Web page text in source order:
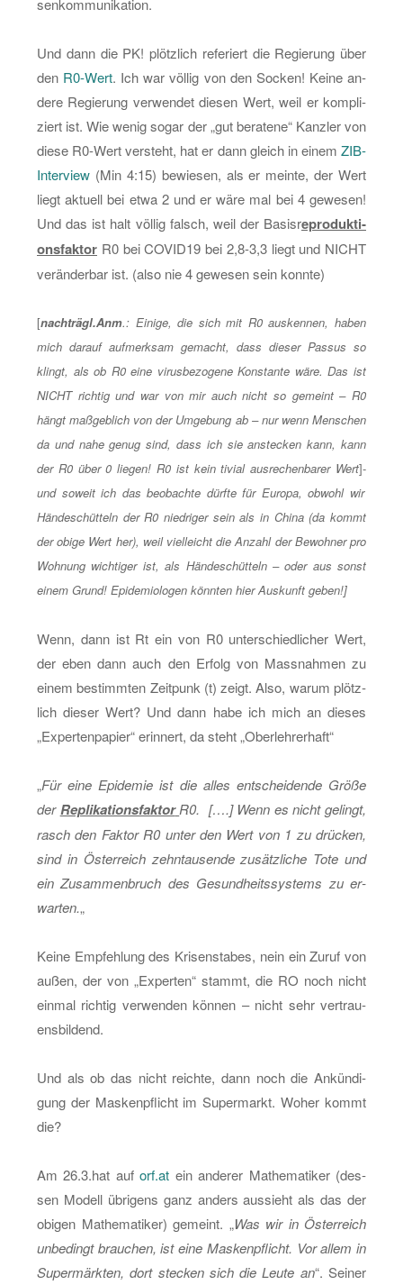
Und dann die PK! plötz­lich re­fe­riert die Re­gie­rung über
den R0-Wert. Ich war völ­lig von den So­cken! Keine an­
de­re Re­gie­rung ver­wen­det die­sen Wert, weil er kom­pli­
ziert ist. Wie wenig sogar der „gut be­ra­te­ne“ Kanz­ler von
diese R0-Wert ver­steht, hat er dann gleich in einem ZIB-
In­ter­view (Min 4:15) be­wie­sen, als er mein­te, der Wert
liegt ak­tu­ell bei etwa 2 und er wäre mal bei 4 ge­we­sen!
Und das ist halt völ­lig falsch, weil der Ba­sisrepro­duk­ti­
ons­fak­tor R0 bei CO­VI­D19 bei 2,8-3,3 liegt und NICHT
ver­än­der­bar ist. (also nie 4 ge­we­sen sein konn­te)
[nach­trägl.Anm.: Ei­ni­ge, die sich mit R0 aus­ken­nen, haben
mich dar­auf auf­merk­sam ge­macht, dass die­ser Pas­sus so
klingt, als ob R0 eine vi­rus­be­zo­ge­ne Kon­stan­te wäre. Das ist
NICHT rich­tig und war von mir auch nicht so ge­meint – R0
hängt maß­geb­lich von der Um­ge­bung ab – nur wenn Men­schen
da und nahe genug sind, dass ich sie an­ste­cken kann, kann
der R0 über 0 lie­gen! R0 ist kein ti­vi­al aus­re­chen­ba­rer Wert]-
und so­weit ich das be­ob­ach­te dürf­te für Eu­ro­pa, ob­wohl wir
Hän­de­schüt­teln der R0 nied­ri­ger sein als in China (da kommt
der obige Wert her), weil viel­leicht die An­zahl der Be­woh­ner pro
Woh­nung wich­ti­ger ist, als Hän­de­schüt­teln – oder aus sonst
einem Grund! Epi­de­mio­lo­gen könn­ten hier Aus­kunft geben!]
Wenn, dann ist Rt ein von R0 un­ter­schied­li­cher Wert,
der eben dann auch den Er­folg von Mass­nah­men zu
einem be­stimm­ten Zeit­punk (t) zeigt. Also, warum plötz­
lich die­ser Wert? Und dann habe ich mich an die­ses
„Ex­per­ten­pa­pier“ er­in­nert, da steht „Ober­leh­rer­haft“
„Für eine Epi­de­mie ist die alles ent­schei­den­de Größe
derRe­pli­ka­ti­ons­fak­tor R0. [….] Wenn es nicht ge­lingt,
rasch den Fak­tor R0 unter den Wert von 1 zu drü­cken,
sind in Ös­ter­reich zehn­tau­sen­de zu­sätz­li­che Tote und
ein Zu­sam­men­bruch des Ge­sund­heits­sys­tems zu er­
war­ten.„
Keine Emp­feh­lung des Kri­sen­sta­bes, nein ein Zuruf von
außen, der von „Ex­per­ten“ stammt, die RO noch nicht
ein­mal rich­tig ver­wen­den kön­nen – nicht sehr ver­trau­
ens­bil­dend.
Und als ob das nicht reich­te, dann noch die An­kün­di­
gung der Mas­ken­pflicht im Su­per­markt. Woher kommt
die?
Am 26.​3.​hat auforf.​at ein an­de­rer Ma­the­ma­ti­ker (des­
sen Mo­dell üb­ri­gens ganz an­ders aus­sieht als das der
obi­gen Ma­the­ma­ti­ker) ge­meint. „Was wir in Ös­ter­reich
un­be­dingt brau­chen, ist eine Mas­ken­pflicht. Vor allem in
Su­per­märk­ten, dort ste­cken sich die Leute an“. Sei­ner